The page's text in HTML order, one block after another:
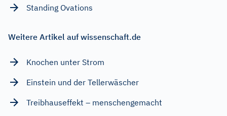
Standing Ovations
Weitere Artikel auf wissenschaft.de
Knochen unter Strom
Einstein und der Tellerwäscher
Treibhauseffekt – menschengemacht